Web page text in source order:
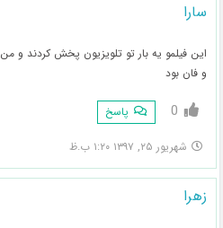
سارا
این فیلمو یه بار تو تلویزیون پخش کردند و
و فان بود
0 پاسخ
شهریور ۲۵, ۱۳۹۷ ۱:۲۰ ب.ظ
زهرا